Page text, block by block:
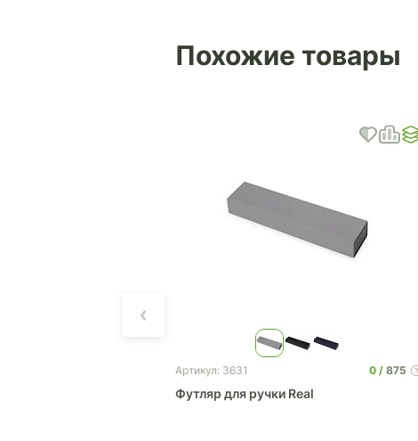
Похожие товары
Артикул: 3631 0 875
Футляр для ручки Real